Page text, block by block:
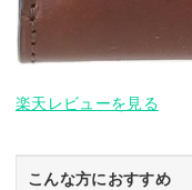
楽天レビューを見る
こんな方におすすめ